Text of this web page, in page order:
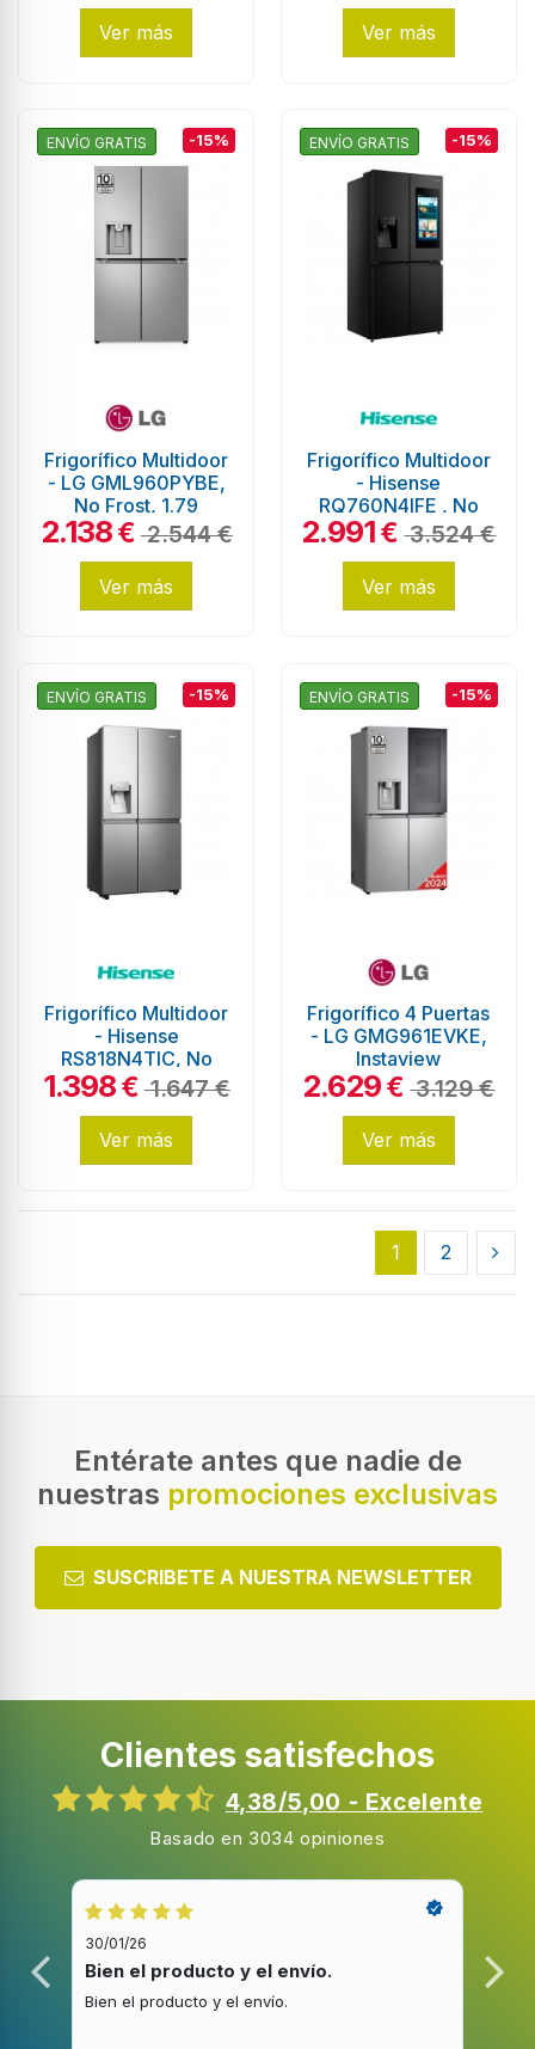
Ver más
Ver más
ENVÍO GRATIS -15%
Frigorífico Multidoor
- LG GML960PYBE,
No Frost, 1.79
metros, Inox
2.138€ 2.544 €
Ver más
ENVÍO GRATIS -15%
Frigorífico Multidoor
- Hisense
RQ760N4IFE , No
Frost, 577 litros, 1.78
metros,...
2.991€ 3.524 €
Ver más
ENVÍO GRATIS -15%
Frigorífico Multidoor
- Hisense
RS818N4TIC, No
Frost, 632 litros, 1.80
metros, Inox
1.398€ 1.647 €
Ver más
ENVÍO GRATIS -15%
Frigorífico 4 Puertas
- LG GMG961EVKE,
Instaview
2.629€ 3.129 €
Ver más
1 2
Entérate antes que nadie de
nuestras promociones exclusivas
SUSCRIBETE A NUESTRA NEWSLETTER
Clientes satisfechos
4,38/5,00 - Excelente
Basado en 3034 opiniones
30/01/26
Bien el producto y el envío.
Bien el producto y el envío.